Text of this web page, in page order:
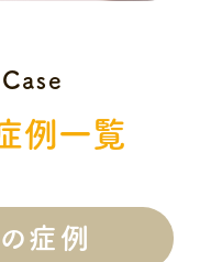
例一覧
症例